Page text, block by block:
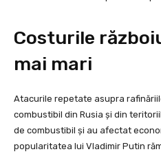
Costurile
mai mari
Atacurile repetate asupra
combustibil din Rusia și din
de combustibil și au afectat
popularitatea lui Vladimir Putin